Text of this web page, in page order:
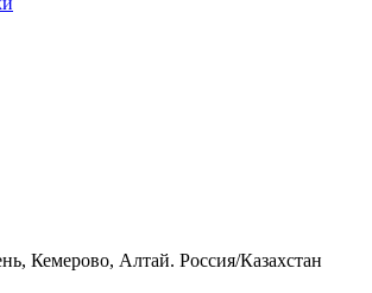
Кемерово, Алтай. Россия/Казахстан